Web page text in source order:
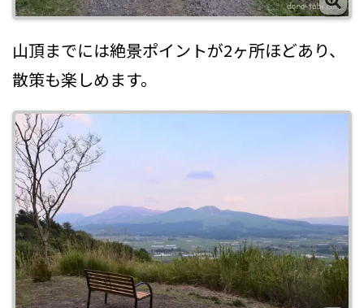
山頂までには絶景ポイントが2ヶ所ほどあり、
散策も楽しめます。